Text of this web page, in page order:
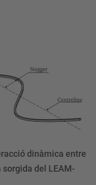
dinàmica entre
del LEAM-